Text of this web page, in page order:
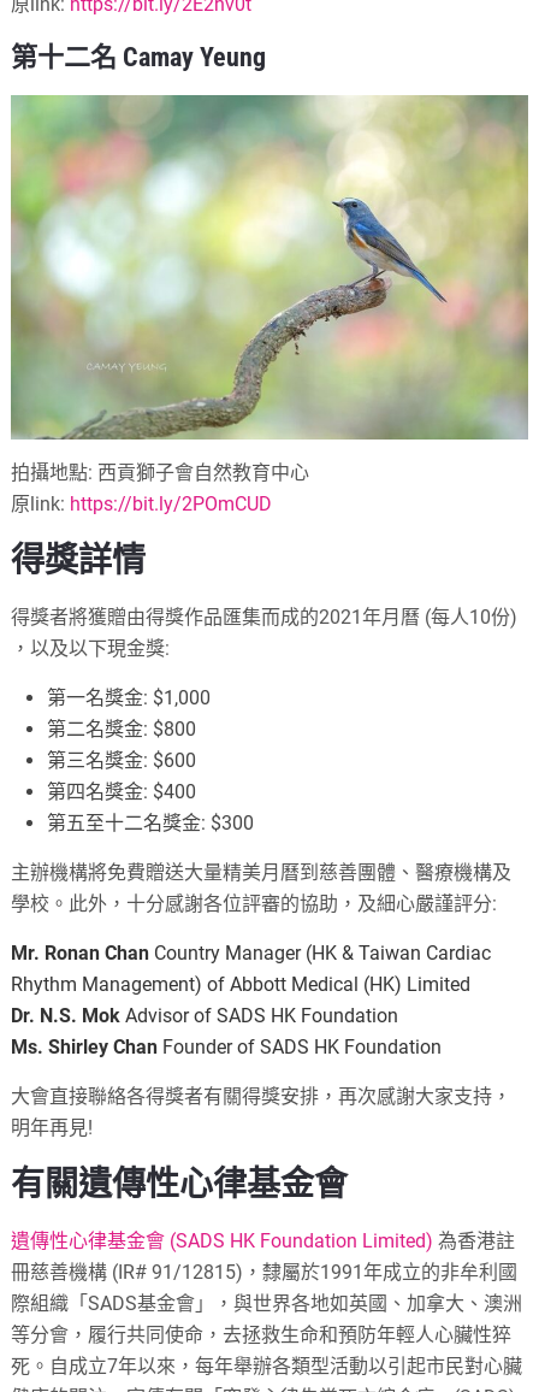
第十二名 Camay Yeung
拍攝地點: 西貢獅子會自然教育中心
原link: https://bit.ly/2POmCUD
得獎詳情
得獎者將獲贈由得獎作品匯集而成的2021年月曆 (每人10份)
，以及以下現金獎:
第一名獎金: $1,000
第二名獎金: $800
第三名獎金: $600
第四名獎金: $400
第五至十二名獎金: $300
主辦機構將免費贈送大量精美月曆到慈善團體、醫療機構及
學校。 此外，十分感謝各位評審的協助，及細心嚴謹評分:
Mr. Ronan Chan Country Manager (HK & Taiwan Cardiac
Rhythm Management) of Abbott Medical (HK) Limited
Dr. N.S. MokAdvisor of SADS HK Foundation
Ms. Shirley Chan Founder of SADS HK Foundation
大會直接聯絡各得獎者有關得獎安排，再次感謝大家支持，
明年再見!
有關遺傳性心律基金會
遺傳性心律基金會 (SADS HK Foundation Limited)為香港註
冊慈善機構 (IR# 91/12815)，隸屬於1991年成立的非牟利國
際組織「SADS基金會」，與世界各地如英國、加拿大、澳洲
等分會，履行共同使命，去拯救生命和預防年輕人心臟性猝
死。自成立7年以來，每年舉辦各類型活動以引起市民對心臟